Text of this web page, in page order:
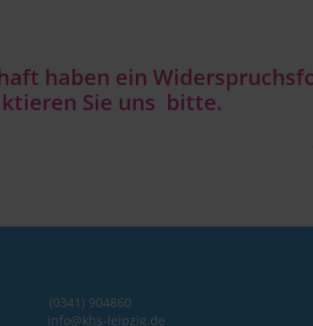
haben ein
Sie uns bitte.
904860
info@khs-leipzig.de